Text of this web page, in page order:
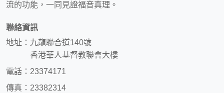
流的功能，一同見證福音真理。
聯絡資訊
地址：九龍聯合道140號
香港華人基督教聯會大樓
電話：23374171
傳真：23382314